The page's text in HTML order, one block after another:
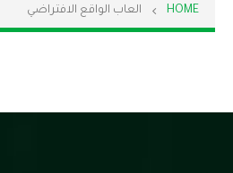
HOME العاب الواقع الافتراضي